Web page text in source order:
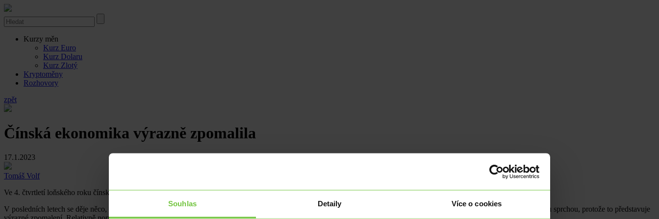
Souhlas Detaily Více o cookies
Kurzy měn
Kurz Euro
Kurz Dolaru
Kurz Zlotý
Kryptoměny
Rozhovory
zpět
Čínská ekonomika výrazně zpomalila
17.1.2023
Tomáš Volf
Ve 4. čtvrtletí loňského roku čínská ekonomika meziročně vzrostla jen o 2,8 % a oproti předchozím třem měsícům dokonce pouze stagnovala.
V posledních letech se děje něco, na co Číňané nejsou vůbec zvyklí, a sice na velmi mírný růst tamní ekonomiky. Meziroční zvětšení celého hospodářství jen o 2,8 % je studenou sprchou, protože to představuje